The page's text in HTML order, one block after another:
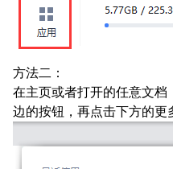
方法二：
在主页或者打开的任意文
边的按钮，再点击下方的更